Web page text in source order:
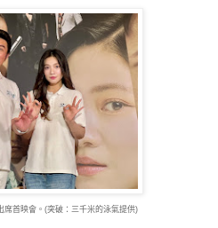
席首映會。(突破：三千米的泳氣提供)